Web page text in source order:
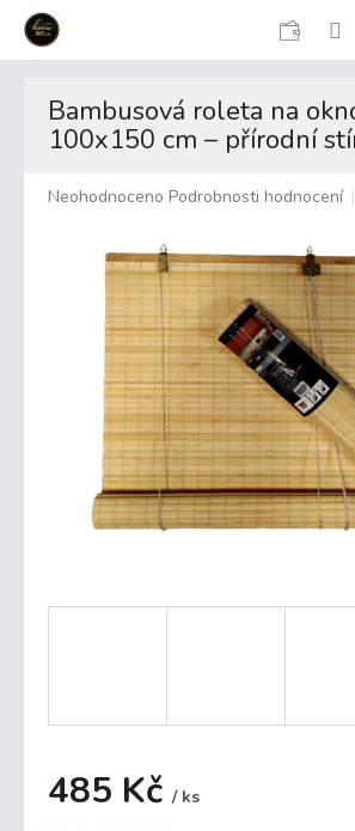
CZK
Bambusová roleta na
100x150 cm – přírodní
Průměrné
hvězdiček.
Neohodnoceno Podrobnosti hodnocení
485 Kč / ks